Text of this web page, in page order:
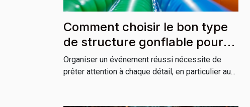
Comment choisir le bon type
de structure gonflable pour
votre événement ?
Organiser un événement réussi nécessite de
prêter attention à chaque détail, en particulier au...